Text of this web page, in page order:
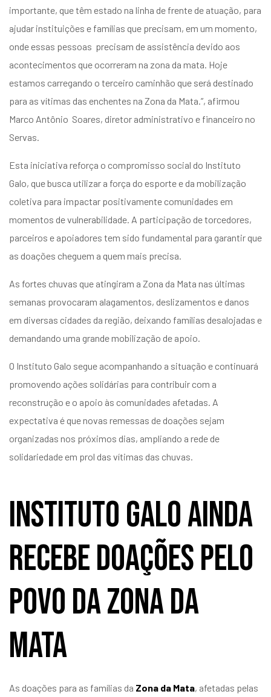
importante, que têm estado na linha de frente de atuação, para
ajudar instituições e famílias que precisam, em um momento,
onde essas pessoas precisam de assistência devido aos
acontecimentos que ocorreram na zona da mata. Hoje
estamos carregando o terceiro caminhão que será destinado
para as vítimas das enchentes na Zona da Mata.”, afirmou
Marco Antônio Soares, diretor administrativo e financeiro no
Servas.
Esta iniciativa reforça o compromisso social do Instituto
Galo, que busca utilizar a força do esporte e da mobilização
coletiva para impactar positivamente comunidades em
momentos de vulnerabilidade. A participação de torcedores,
parceiros e apoiadores tem sido fundamental para garantir que
as doações cheguem a quem mais precisa.
As fortes chuvas que atingiram a Zona da Mata nas últimas
semanas provocaram alagamentos, deslizamentos e danos
em diversas cidades da região, deixando famílias desalojadas e
demandando uma grande mobilização de apoio.
O Instituto Galo segue acompanhando a situação e continuará
promovendo ações solidárias para contribuir com a
reconstrução e o apoio às comunidades afetadas. A
expectativa é que novas remessas de doações sejam
organizadas nos próximos dias, ampliando a rede de
solidariedade em prol das vítimas das chuvas.
Instituto Galo ainda
recebe doações pelo
povo da Zona da
Mata
As doações para as famílias da Zona da Mata, afetadas pelas